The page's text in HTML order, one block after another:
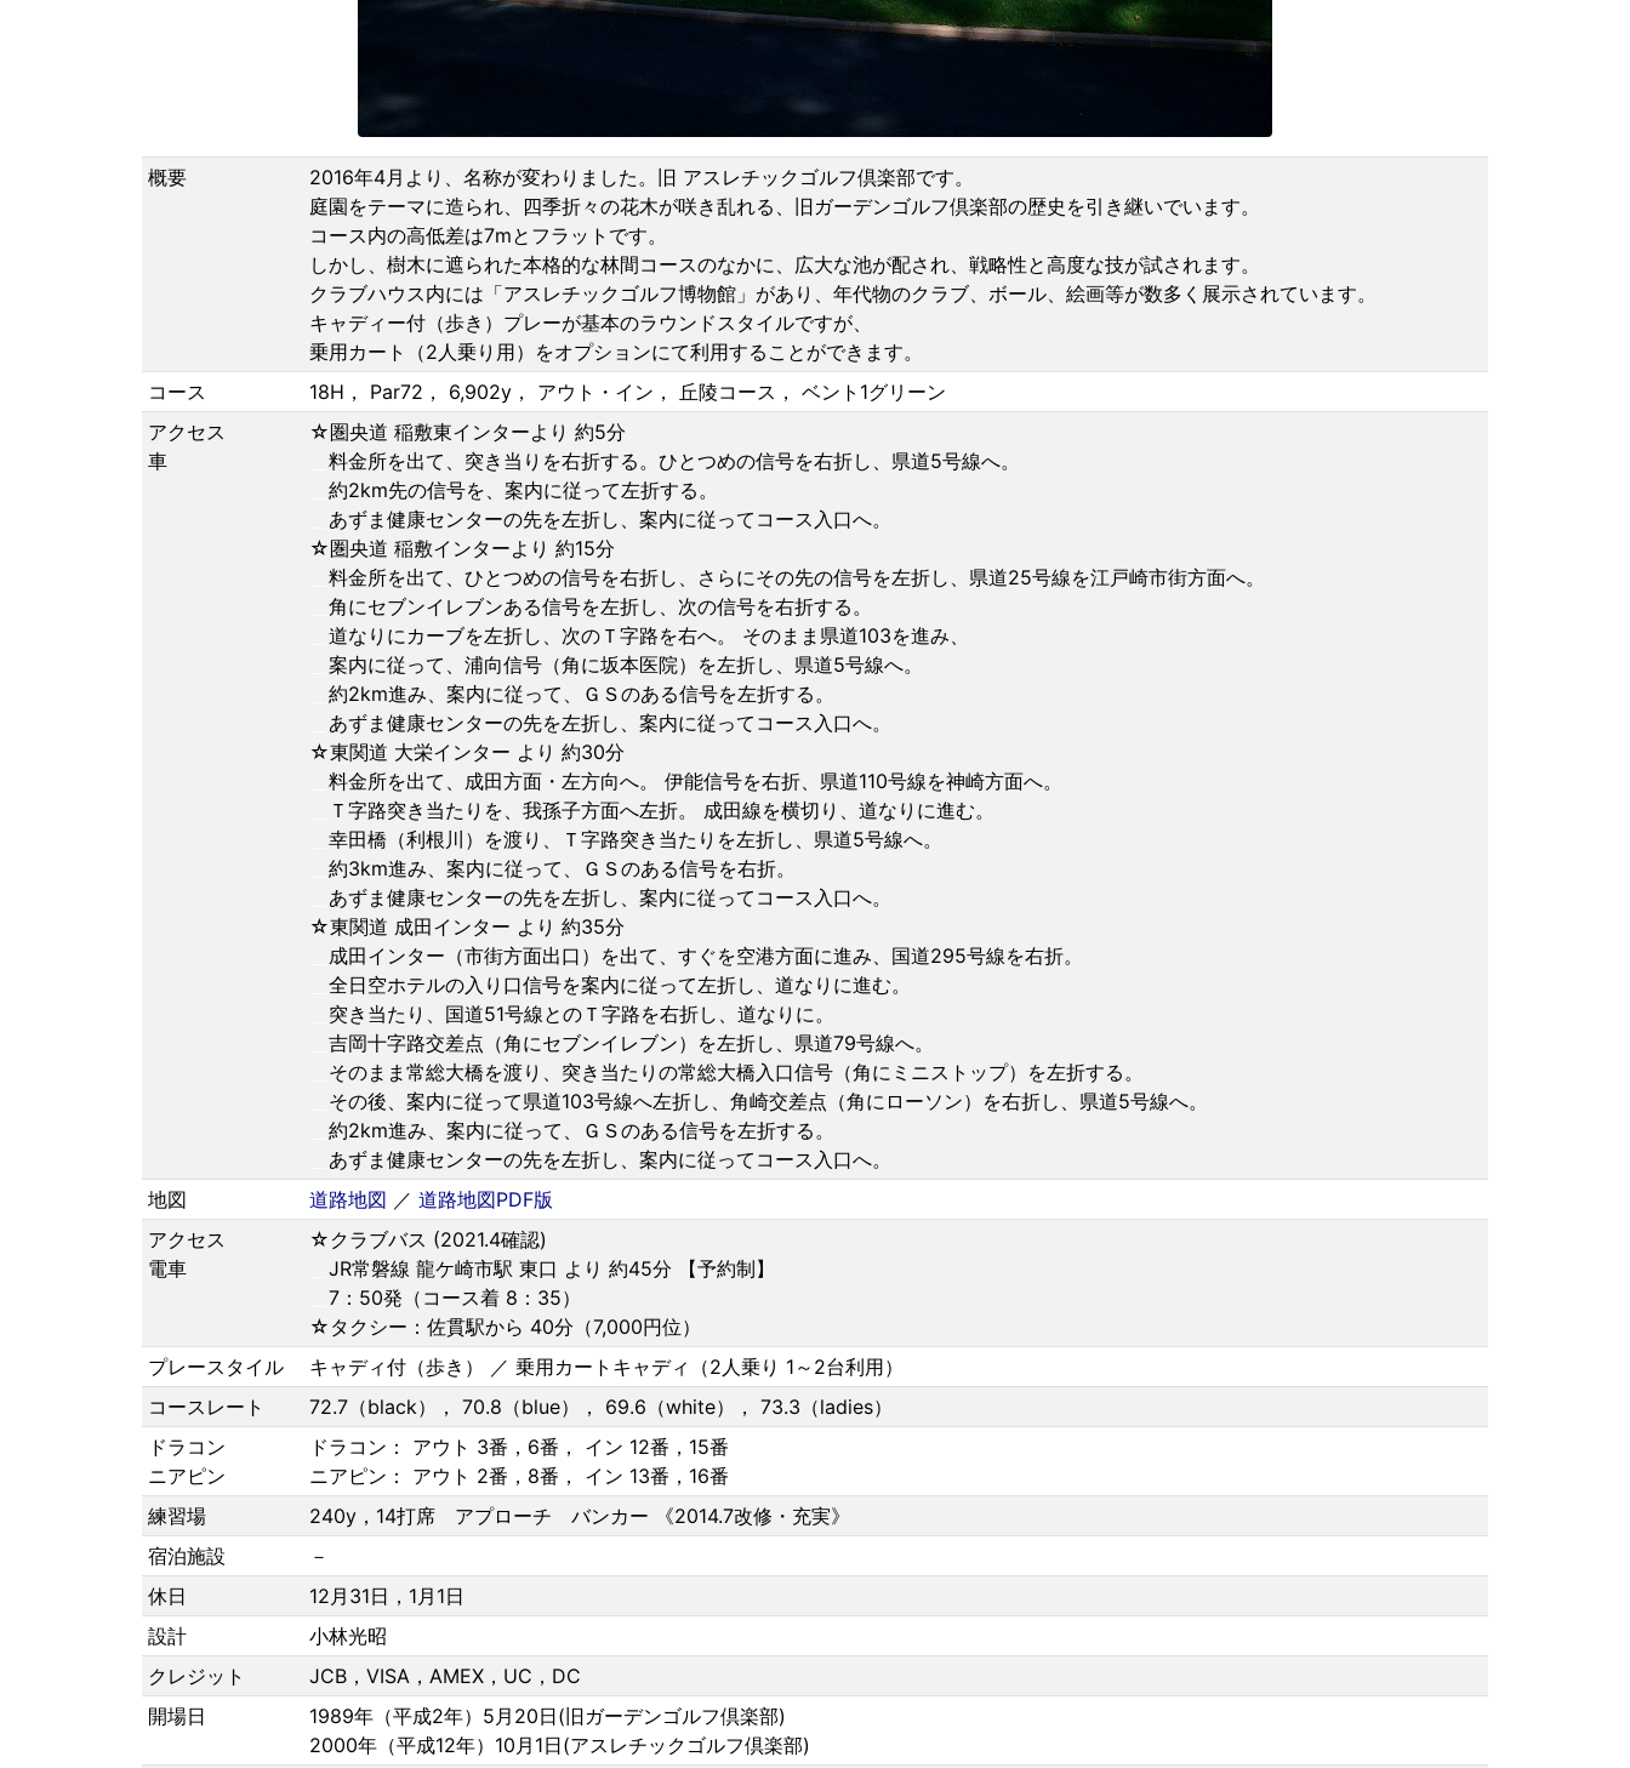
概要
2016年4月より、名称が変わりました。旧 アスレチックゴルフ倶楽部です。
庭園をテーマに造られ、四季折々の花木が咲き乱れる、旧ガーデンゴルフ倶楽部の歴史を引き継いでいます。
コース内の高低差は7mとフラットです。
しかし、樹木に遮られた本格的な林間コースのなかに、広大な池が配され、戦略性と高度な技が試されます。
クラブハウス内には「アスレチックゴルフ博物館」があり、年代物のクラブ、ボール、絵画等が数多く展示されています。
キャディー付（歩き）プレーが基本のラウンドスタイルですが、
乗用カート（2人乗り用）をオプションにて利用することができます。
コース
18H， Par72， 6,902y， アウト・イン， 丘陵コース， ベント1グリーン
アクセス
車
☆圏央道 稲敷東インターより 約5分
料金所を出て、突き当りを右折する。ひとつめの信号を右折し、県道5号線へ。
約2km先の信号を、案内に従って左折する。
あずま健康センターの先を左折し、案内に従ってコース入口へ。
☆圏央道 稲敷インターより 約15分
料金所を出て、ひとつめの信号を右折し、さらにその先の信号を左折し、県道25号線を江戸崎市街方面へ。
角にセブンイレブンある信号を左折し、次の信号を右折する。
道なりにカーブを左折し、次のＴ字路を右へ。 そのまま県道103を進み、
案内に従って、浦向信号（角に坂本医院）を左折し、県道5号線へ。
約2km進み、案内に従って、ＧＳのある信号を左折する。
あずま健康センターの先を左折し、案内に従ってコース入口へ。
☆東関道 大栄インター より 約30分
料金所を出て、成田方面・左方向へ。 伊能信号を右折、県道110号線を神崎方面へ。
Ｔ字路突き当たりを、我孫子方面へ左折。 成田線を横切り、道なりに進む。
幸田橋（利根川）を渡り、Ｔ字路突き当たりを左折し、県道5号線へ。
約3km進み、案内に従って、ＧＳのある信号を右折。
あずま健康センターの先を左折し、案内に従ってコース入口へ。
☆東関道 成田インター より 約35分
成田インター（市街方面出口）を出て、すぐを空港方面に進み、国道295号線を右折。
全日空ホテルの入り口信号を案内に従って左折し、道なりに進む。
突き当たり、国道51号線とのＴ字路を右折し、道なりに。
吉岡十字路交差点（角にセブンイレブン）を左折し、県道79号線へ。
そのまま常総大橋を渡り、突き当たりの常総大橋入口信号（角にミニストップ）を左折する。
その後、案内に従って県道103号線へ左折し、角崎交差点（角にローソン）を右折し、県道5号線へ。
約2km進み、案内に従って、ＧＳのある信号を左折する。
あずま健康センターの先を左折し、案内に従ってコース入口へ。
地図
道路地図 ／ 道路地図PDF版
アクセス
電車
☆クラブバス (2021.4確認)
JR常磐線 龍ケ崎市駅 東口 より 約45分 【予約制】
7：50発（コース着 8：35）
☆タクシー：佐貫駅から 40分（7,000円位）
プレースタイル
キャディ付（歩き） ／ 乗用カートキャディ（2人乗り 1～2台利用）
コースレート
72.7（black）， 70.8（blue）， 69.6（white）， 73.3（ladies）
ドラコン
ニアピン
ドラコン： アウト 3番，6番， イン 12番，15番
ニアピン： アウト 2番，8番， イン 13番，16番
練習場
240y，14打席 アプローチ バンカー 《2014.7改修・充実》
宿泊施設
－
休日
12月31日，1月1日
設計
小林光昭
クレジット
JCB，VISA，AMEX，UC，DC
開場日
1989年（平成2年）5月20日(旧ガーデンゴルフ倶楽部)
2000年（平成12年）10月1日(アスレチックゴルフ倶楽部)